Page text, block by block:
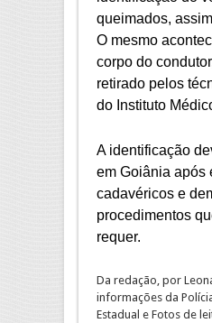
queimados,
O mesmo
corpo do
retirado pelos
do Instituto
A identificação
em Goiânia após
cadavéricos e
procedimentos
requer.
Da redação, por
informações da
Estadual e Fotos de